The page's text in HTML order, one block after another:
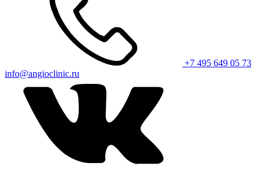
+7 495 649 05 73
info@angioclinic.ru